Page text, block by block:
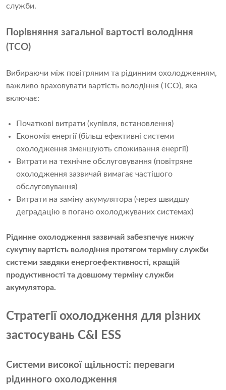
служби.
Порівняння загальної вартості володіння
(TCO)
Вибираючи між повітряним та рідинним охолодженням,
важливо враховувати вартість володіння (TCO), яка
включає:
Початкові витрати (купівля, встановлення)
Економія енергії (більш ефективні системи
охолодження зменшують споживання енергії)
Витрати на технічне обслуговування (повітряне
охолодження зазвичай вимагає частішого
обслуговування)
Витрати на заміну акумулятора (через швидшу
деградацію в погано охолоджуваних системах)
Рідинне охолодження зазвичай забезпечує нижчу
сукупну вартість володіння протягом терміну служби
системи завдяки енергоефективності, кращій
продуктивності та довшому терміну служби
акумулятора.
Стратегії охолодження для різних
застосувань C&I ESS
Системи високої щільності: переваги
рідинного охолодження